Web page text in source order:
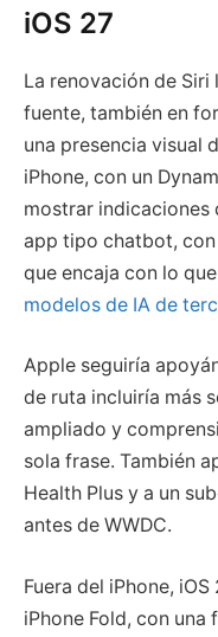
iOS 27
La renovación de Siri
fuente, también en
una presencia visual
iPhone, con un
mostrar indicaciones
app tipo chatbot,
que encaja con lo
modelos de IA de
Apple seguiría
de ruta incluiría más
ampliado y
sola frase. También
Health Plus y a un
antes de WWDC.
Fuera del iPhone,
iPhone Fold, con